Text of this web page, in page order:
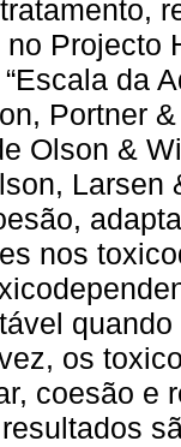
Projecto
da
Portner
Olson &
nos
os
coesão e